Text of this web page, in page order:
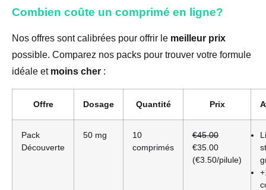
Combien coûte un comprimé en ligne?
Nos offres sont calibrées pour offrir le meilleur prix
possible. Comparez nos packs pour trouver votre formule
idéale et moins cher :
Offre Dosage Quantité Prix
Pack
Découverte
50 mg
10
comprimés
€45.00
€35.00
(€3.50/pilule)